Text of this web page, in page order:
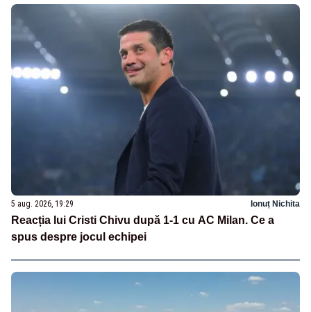
5 aug. 2026, 19:29 Ionuț Nichita
Reacția lui Cristi Chivu după 1-1 cu AC Milan. Ce a
spus despre jocul echipei